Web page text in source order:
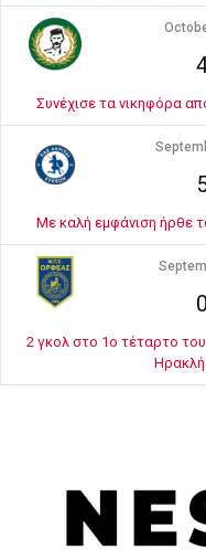
Συνέχισε τα νικηφόρα
Με καλή εμφάνιση ήρθε
0
2 γκολ στο 1ο τέταρτο
Ηρακλή